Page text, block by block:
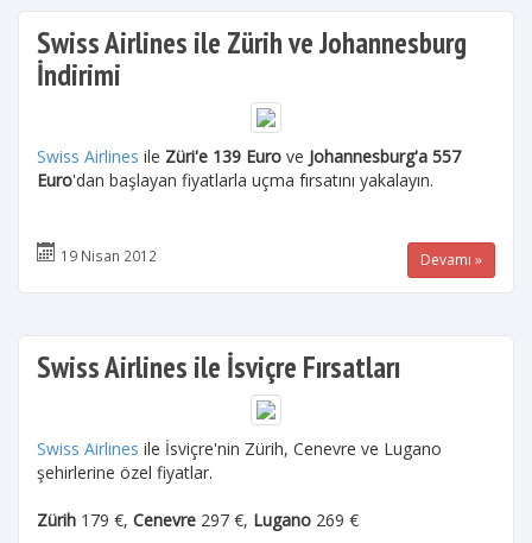
Swiss Airlines ile Zürih ve Johannesburg
İndirimi
Swiss Airlines ile Züri'e 139 Euro ve Johannesburg'a 557
Euro'dan başlayan fiyatlarla uçma fırsatını yakalayın.
19 Nisan 2012 Devamı »
Swiss Airlines ile İsviçre Fırsatları
Swiss Airlines ile İsviçre'nin Zürih, Cenevre ve Lugano
şehirlerine özel fiyatlar.
Zürih 179 €, Cenevre 297 €, Lugano 269 €